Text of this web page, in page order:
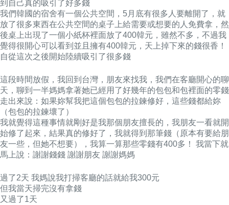
到自己真的吸引了好多錢
我們韓國的宿舍有一個公共空間，5月底有很多人要離開了，就
放了很多東西在公共空間的桌子上給需要或想要的人免費拿，然
後桌上出現了一個小紙杯裡面放了400韓元，雖然不多，不過我
覺得很開心可以看到並且擁有400韓元，天上掉下來的錢很香！
自從這次之後開始陸續吸引了很多錢
這段時間放假，我回到台灣，朋友來找我，我們在客廳開心的聊
天，聊到一半媽媽拿著她已經用了好幾年的包包和包裡面的零錢
走出來說：如果妳幫我把這個包包的拉鍊修好，這些錢都給妳
（包包的拉鍊壞了）
我就覺得這種事情就剛好是我那個朋友擅長的，我朋友一看就開
始修了起來，結果真的修好了，我就得到那筆錢（原本有要給朋
友一些，但她不想要），我算一算那些零錢有400多！
我當下就
馬上說：謝謝錢錢 謝謝朋友 謝謝媽媽
過了2天 我媽說我打掃客廳的話就給我300元
但我當天掃完沒有拿錢
又過了1天